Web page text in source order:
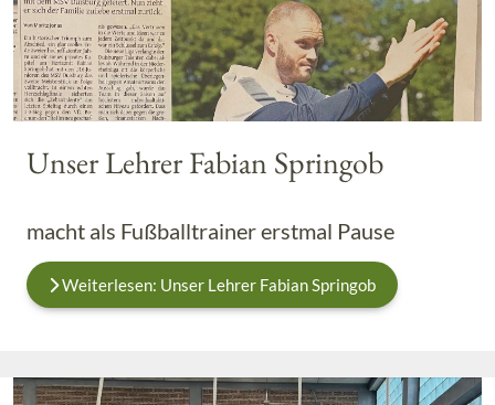
Unser Lehrer Fabian Springob
macht als Fußballtrainer erstmal Pause
Weiterlesen: Unser Lehrer Fabian Springob